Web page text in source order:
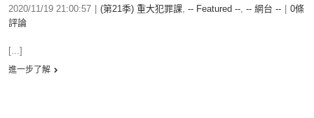
2020/11/19 21:00:57 (第21季) 重大犯罪課, -- Featured --, -- 網台 --
0條
評論
[...]
進一步了解